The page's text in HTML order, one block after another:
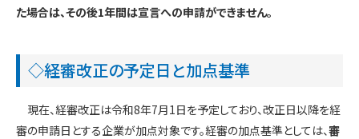
た場合は、その後1年間は宣言への申請ができません。
◇経審改正の予定日と加点基準
現在、経審改正は令和8年7月1日を予定しており、改正日以降を経
審の申請日とする企業が加点対象です。経審の加点基準としては、審